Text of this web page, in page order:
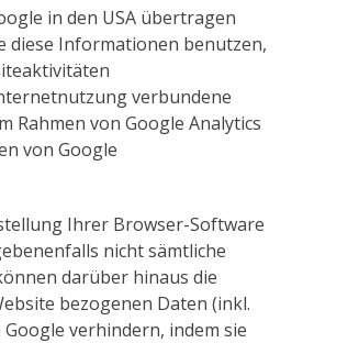
in den USA übertragen
diese Informationen benutzen,
verbundene
Rahmen von Google Analytics
von Google
Ihrer Browser-Software
nicht sämtliche
darüber hinaus die
bezogenen Daten (inkl.
verhindern, indem sie